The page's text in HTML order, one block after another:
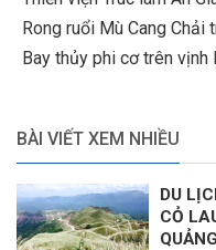
Rong ruổi Mù Cang Chải
Bay thủy phi cơ trên vịnh
BÀI VIẾT XEM NHIỀU
DU
CỎ